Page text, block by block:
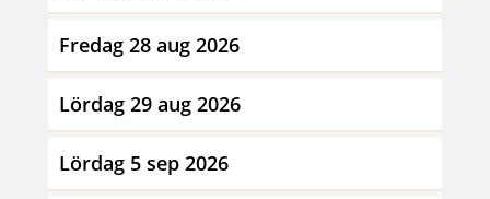
Fredag 28 aug 2026
Lördag 29 aug 2026
Lördag 5 sep 2026